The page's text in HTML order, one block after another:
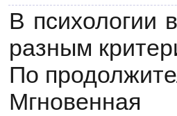
В психологии
разным
По